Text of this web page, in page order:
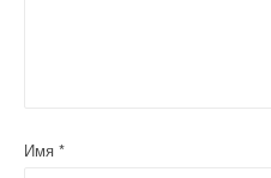
Имя *